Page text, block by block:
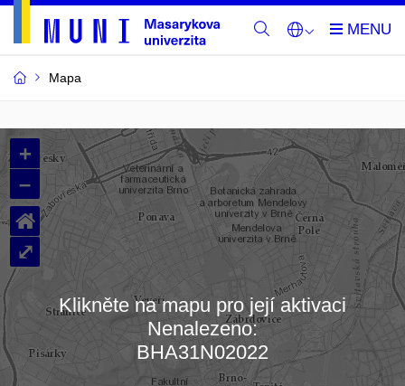
Mapa
Budovy
a
místnosti
MU
Načítám mapu…
+
–
⌂
⤢
Klikněte na mapu pro její aktivaci
Nenalezeno:
BHA31N02022